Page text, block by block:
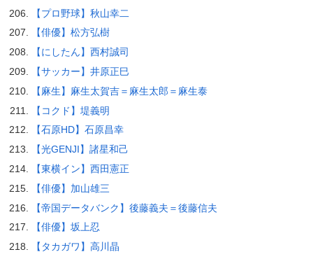
【プロ野球】秋山幸二
【俳優】松方弘樹
【にしたん】西村誠司
【サッカー】井原正巳
【麻生】麻生太賀吉＝麻生太郎＝麻生泰
【コクド】堤義明
【石原HD】石原昌幸
【光GENJI】諸星和己
【東横イン】西田憲正
【俳優】加山雄三
【帝国データバンク】後藤義夫＝後藤信夫
【俳優】坂上忍
【タカガワ】高川晶